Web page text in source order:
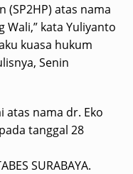
(SP2HP) atas nama
Wali,” kata Yuliyanto
kuasa hukum
Senin
atas nama dr. Eko
tanggal 28
SURABAYA.